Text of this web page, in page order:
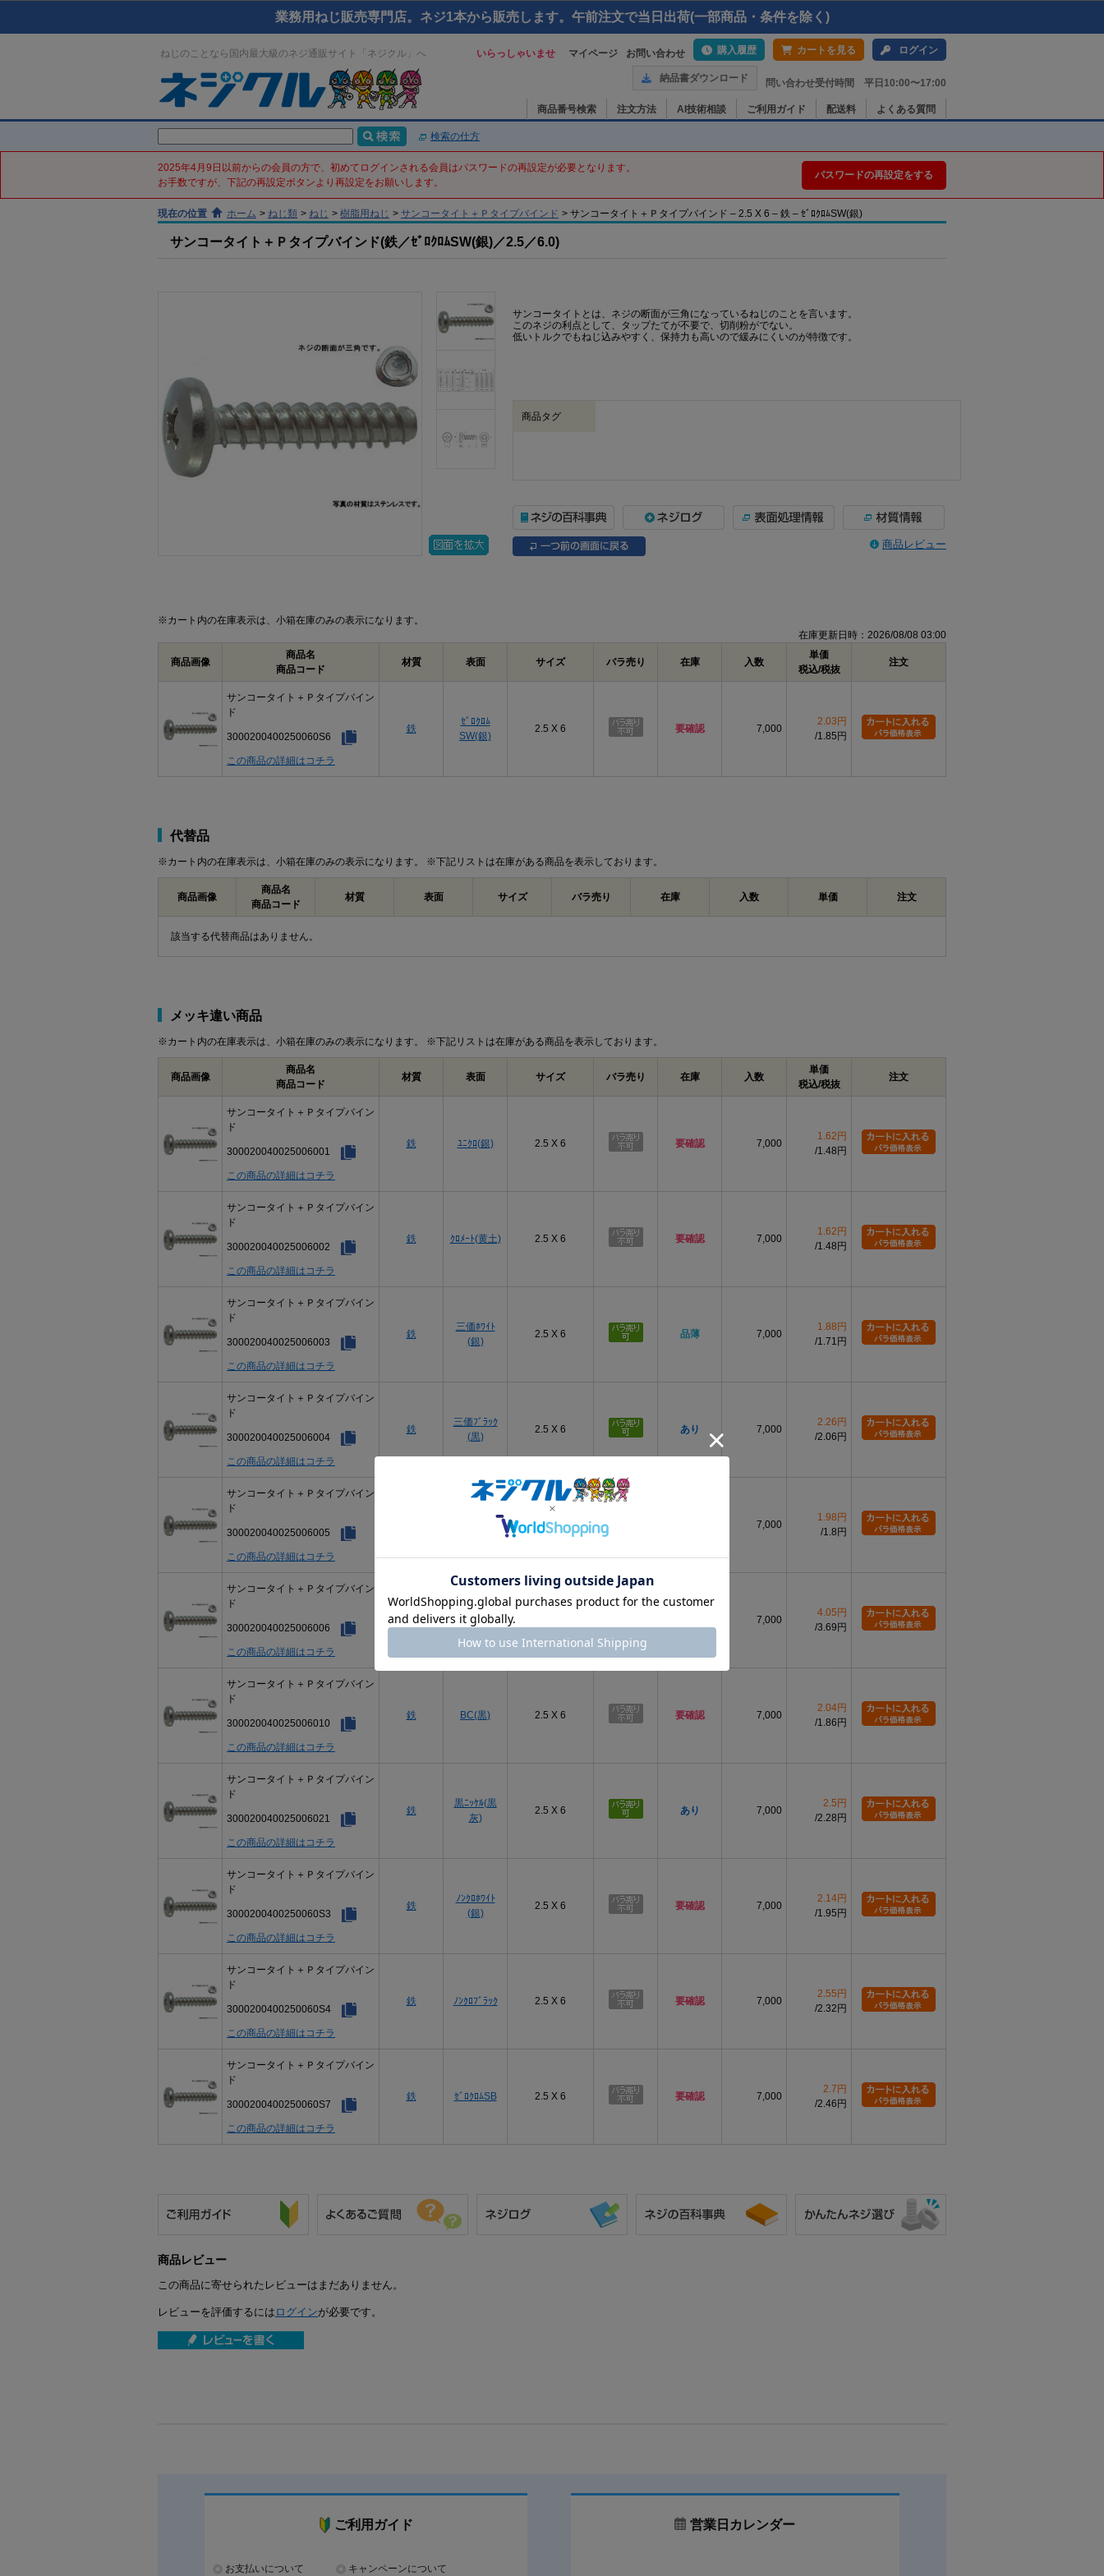
業務用ねじ販売専門店。ネジ1本から販売します。午前注文で当日出荷(一部商品・条件を除く)
ねじのことなら国内最大級のネジ通販サイト「ネジクル」へ いらっしゃいませ マイページ お問い合わせ 購入履歴 カートを見る ログイン
納品書ダウンロード 問い合わせ受付時間 平日10:00〜17:00
商品番号検索 注文方法 AI技術相談 ご利用ガイド 配送料 よくある質問
検索の仕方
2025年4月9日以前からの会員の方で、初めてログインされる会員はパスワードの再設定が必要となります。
お手数ですが、下記の再設定ボタンより再設定をお願いします。
パスワードの再設定をする
現在の位置 ホーム > ねじ類 > ねじ > 樹脂用ねじ > サンコータイト＋Ｐタイプバインド > サンコータイト＋Ｐタイプバインド – 2.5 X 6 – 鉄 – ｾﾞﾛｸﾛﾑSW(銀)
サンコータイト＋Ｐタイプバインド(鉄／ｾﾞﾛｸﾛﾑSW(銀)／2.5／6.0)
サンコータイトとは、ネジの断面が三角になっているねじのことを言います。
このネジの利点として、タップたてが不要で、切削粉がでない。
低いトルクでもねじ込みやすく、保持力も高いので緩みにくいのが特徴です。
商品タグ
商品レビュー
※カート内の在庫表示は、小箱在庫のみの表示になります。
在庫更新日時：2026/08/08 03:00
商品画像
商品名
商品コード
材質 表面 サイズ バラ売り 在庫 入数
単価
税込/税抜
注文
サンコータイト＋Ｐタイプバイン
ド
3000200400250060S6
この商品の詳細はコチラ
鉄
ｾﾞﾛｸﾛﾑ
SW(銀)
2.5 X 6 要確認 7,000
2.03円
1.85円
代替品
※カート内の在庫表示は、小箱在庫のみの表示になります。 ※下記リストは在庫がある商品を表示しております。
商品画像
商品名
商品コード
材質 表面 サイズ バラ売り 在庫 入数 単価 注文
該当する代替商品はありません。
メッキ違い商品
※カート内の在庫表示は、小箱在庫のみの表示になります。 ※下記リストは在庫がある商品を表示しております。
商品画像
商品名
商品コード
材質 表面 サイズ バラ売り 在庫 入数
単価
税込/税抜
注文
サンコータイト＋Ｐタイプバイン
ド
300020040025006001
この商品の詳細はコチラ
鉄 ﾕﾆｸﾛ(銀) 2.5 X 6 要確認 7,000
1.62円
1.48円
サンコータイト＋Ｐタイプバイン
ド
300020040025006002
この商品の詳細はコチラ
鉄 ｸﾛﾒｰﾄ(黄土) 2.5 X 6 要確認 7,000
1.62円
1.48円
サンコータイト＋Ｐタイプバイン
ド
300020040025006003
この商品の詳細はコチラ
鉄
三価ﾎﾜｲﾄ
(銀)
2.5 X 6 品薄 7,000
1.88円
1.71円
サンコータイト＋Ｐタイプバイン
ド
300020040025006004
この商品の詳細はコチラ
鉄
三価ﾌﾞﾗｯｸ
(黒)
2.5 X 6 あり 7,000
2.26円
2.06円
サンコータイト＋Ｐタイプバイン
ド
300020040025006005
この商品の詳細はコチラ
2.5 X 6 7,000
1.98円
1.8円
サンコータイト＋Ｐタイプバイン
ド
300020040025006006
この商品の詳細はコチラ
鉄 ｸﾛｰﾑ(銀) 7,000
4.05円
3.69円
サンコータイト＋Ｐタイプバイン
ド
300020040025006010
この商品の詳細はコチラ
鉄 BC(黒) 2.5 X 6 要確認 7,000
2.04円
1.86円
サンコータイト＋Ｐタイプバイン
ド
300020040025006021
この商品の詳細はコチラ
鉄
黒ﾆｯｹﾙ(黒
灰)
2.5 X 6 あり 7,000
2.5円
2.28円
サンコータイト＋Ｐタイプバイン
ド
3000200400250060S3
この商品の詳細はコチラ
鉄
ﾉﾝｸﾛﾎﾜｲﾄ
(銀)
2.5 X 6 要確認 7,000
2.14円
1.95円
サンコータイト＋Ｐタイプバイン
ド
3000200400250060S4
この商品の詳細はコチラ
鉄 ﾉﾝｸﾛﾌﾞﾗｯｸ 2.5 X 6 要確認 7,000
2.55円
2.32円
サンコータイト＋Ｐタイプバイン
ド
3000200400250060S7
この商品の詳細はコチラ
鉄 ｾﾞﾛｸﾛﾑSB 2.5 X 6 要確認 7,000
2.7円
2.46円
商品レビュー
この商品に寄せられたレビューはまだありません。
レビューを評価するには ログインが必要です。
ご利用ガイド
お支払いについて キャンペーンについて
営業日カレンダー